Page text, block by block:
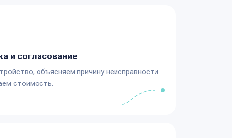
и согласование
объясняем причину неисправности
стоимость.